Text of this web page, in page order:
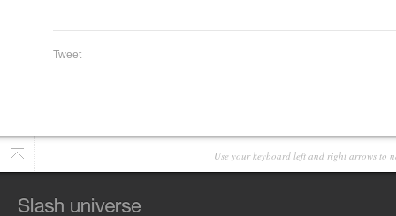
Tweet
Use your keyboard left and right arrows to